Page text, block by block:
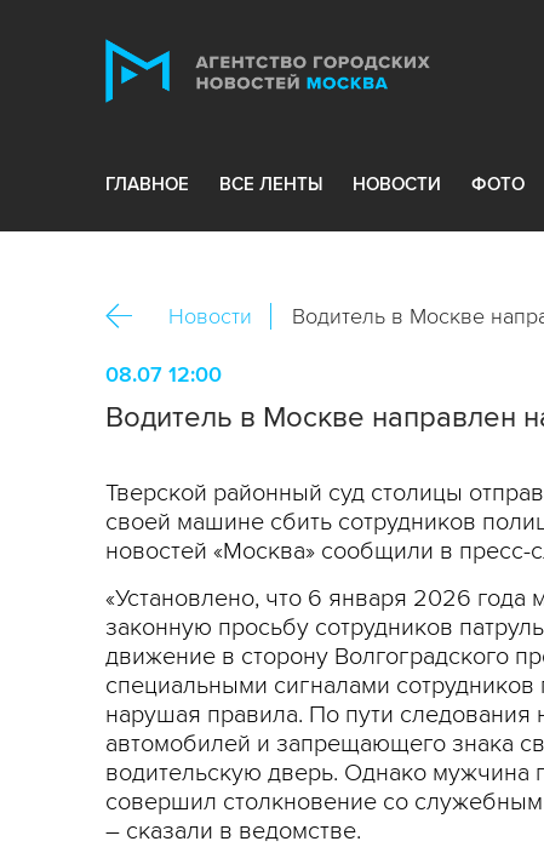
ГЛАВНОЕ ВСЕ ЛЕНТЫ НОВОСТИ ФОТО
Новости Водитель в Москве
08.07 12:00
Водитель в Москве направлен
Тверской районный суд столицы
своей машине сбить сотрудников
новостей «Москва» сообщили в пресс-
«Установлено, что 6 января 2026
законную просьбу сотрудников
движение в сторону Волгоградского
специальными сигналами
нарушая правила. По пути
автомобилей и запрещающего знака
водительскую дверь. Однако мужчина
совершил столкновение со
– сказали в ведомстве.